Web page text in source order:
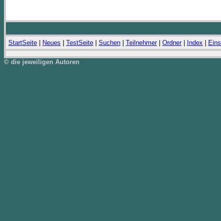
StartSeite Neues TestSeite Suchen Teilnehmer| Ordner| Index
© die jeweiligen Autoren